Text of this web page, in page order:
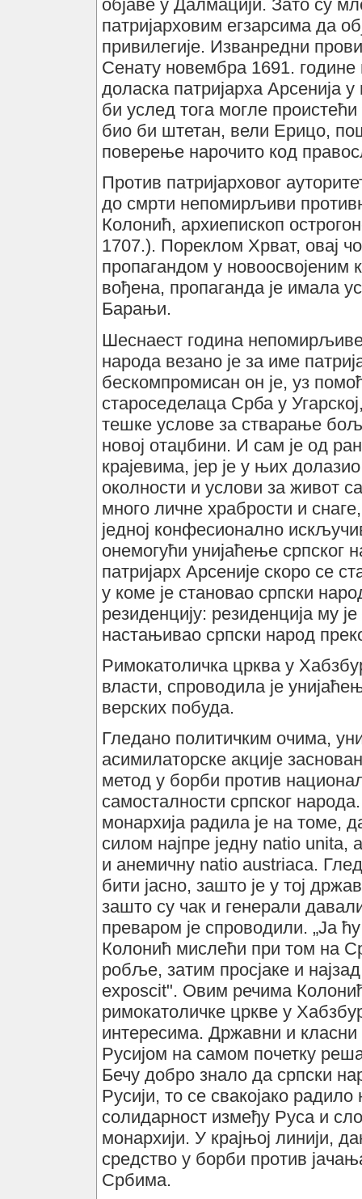
објаве у Далмацији. Зато су
патријарховим егзарсима да
привилегије. Изванредни
Сенату новембра 1691. године
доласка патријарха Арсенија
би услед тога могле
био би штетан, вели Ерицо,
поверење нарочито код
Против патријарховог
до смрти непомирљиви
Колонић, архиепископ
1707.). Пореклом Хрват, овај
пропагандом у
вођена, пропаганда је имала
Барањи.
Шеснаест година
народа везано је за име
бескомпромисан он је, уз
староседелаца Срба у
тешке услове за стварање
новој отаџбини. И сам је од
крајевима, јер је у њих
околности и услови за живот
много личне храбрости и
једној конфесионално
онемогући унијаћење српског
патријарх Арсеније скоро се
у коме је становао српски
резиденцију: резиденција му
настањивао српски народ
Римокатоличка црква у
власти, спроводила је
верских побуда.
Гледано политичким очима,
асимилаторске акције
метод у борби против
самосталности српског
монархија радила је на томе,
силом најпре једну natio
и анемичну natio austriaca.
бити јасно, зашто је у тој
зашто су чак и генерали
преваром је спроводили. „Ја
Колонић мислећи при том на
робље, затим просјаке и
exposcit". Овим речима
римокатоличке цркве у
интересима. Државни и класни
Русијом на самом почетку
Бечу добро знало да српски
Русији, то се свакојако
солидарност између Руса и
монархији. У крајњој линији,
средство у борби против
Србима.